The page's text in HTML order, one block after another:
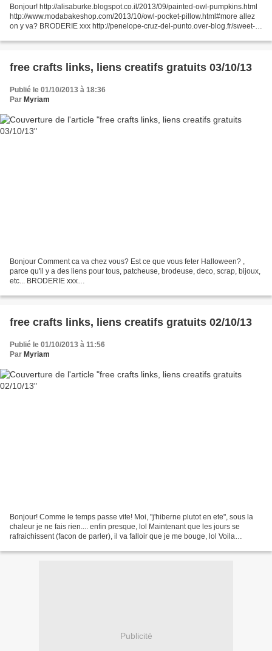
Bonjour! http://alisaburke.blogspot.co.il/2013/09/painted-owl-pumpkins.html
http://www.modabakeshop.com/2013/10/owl-pocket-pillow.html#more allez
on y va? BRODERIE xxx http://penelope-cruz-del-punto.over-blog.fr/sweet-
131-120248086.html...
free crafts links, liens creatifs gratuits 03/10/13
Publié le 01/10/2013 à 18:36
Par Myriam
Bonjour Comment ca va chez vous? Est ce que vous feter Halloween? ,
parce qu'il y a des liens pour tous, patcheuse, brodeuse, deco, scrap, bijoux,
etc... BRODERIE xxx
http://www.palkolap.blogspot.hu/search/label/free%20minta...
free crafts links, liens creatifs gratuits 02/10/13
Publié le 01/10/2013 à 11:56
Par Myriam
Bonjour! Comme le temps passe vite! Moi, "j'hiberne plutot en ete", sous la
chaleur je ne fais rien.... enfin presque, lol Maintenant que les jours se
rafraichissent (facon de parler), il va falloir que je me bouge, lol Voila
calendar.html?
Publicité